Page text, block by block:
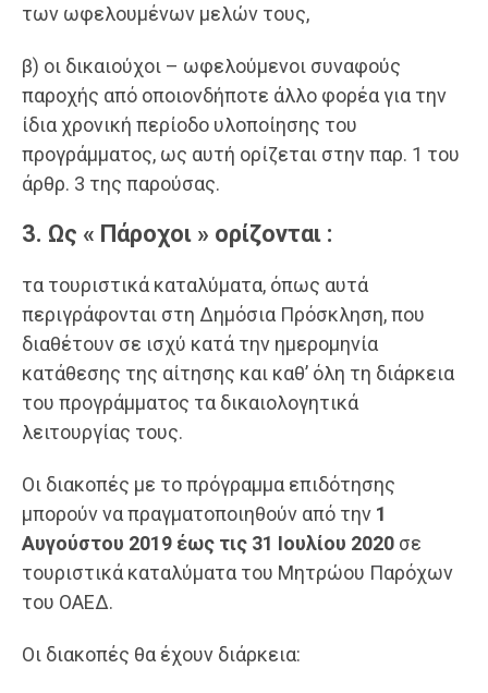
των ωφελουμένων μελών τους,
β) οι δικαιούχοι – ωφελούμενοι συναφούς
παροχής από οποιονδήποτε άλλο φορέα για την
ίδια χρονική περίοδο υλοποίησης του
προγράμματος, ως αυτή ορίζεται στην παρ. 1 του
άρθρ. 3 της παρούσας.
3. Ως « Πάροχοι » ορίζονται :
τα τουριστικά καταλύματα, όπως αυτά
περιγράφονται στη Δημόσια Πρόσκληση, που
διαθέτουν σε ισχύ κατά την ημερομηνία
κατάθεσης της αίτησης και καθ’ όλη τη διάρκεια
του προγράμματος τα δικαιολογητικά
λειτουργίας τους.
Οι διακοπές με το πρόγραμμα επιδότησης
μπορούν να πραγματοποιηθούν από την 1
Αυγούστου 2019 έως τις 31 Ιουλίου 2020 σε
τουριστικά καταλύματα του Μητρώου Παρόχων
του ΟΑΕΔ.
Οι διακοπές θα έχουν διάρκεια: